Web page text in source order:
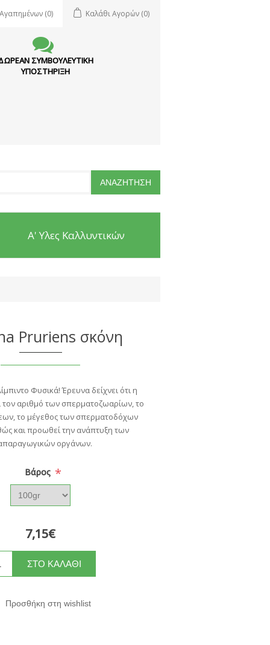
(0) Καλάθι Αγορών (0)
ΣΥΜΒΟΥΛΕΥΤΙΚΗ
ΥΠΟΣΤΗΡΙΞΗ
Α' Υλες Καλλυντικών
Pruriens σκόνη
Φυσικά! Έρευνα δείχνει ότι η
τον αριθμό των σπερματοζωαρίων, το
το μέγεθος των σπερματοδόχων
και προωθεί την ανάπτυξη των
οργάνων.
Bάρος *
7,15€